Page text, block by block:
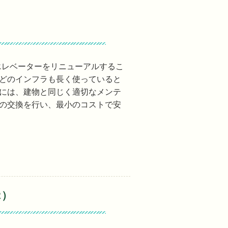
ベーターをリニューアルするこ
のインフラも長く使っていると
は、建物と同じく適切なメンテ
交換を行い、最小のコストで安